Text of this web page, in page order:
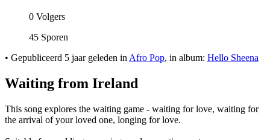
0 Volgers
45 Sporen
• Gepubliceerd 5 jaar geleden in Afro Pop, in album: Hello Sheena
Waiting from Ireland
This song explores the waiting game - waiting for love, waiting for
the arrival of your loved one, longing for love.